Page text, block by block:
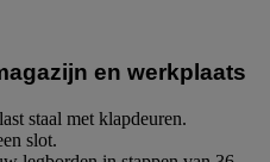
en werkplaats
staal met klapdeuren.
slot.